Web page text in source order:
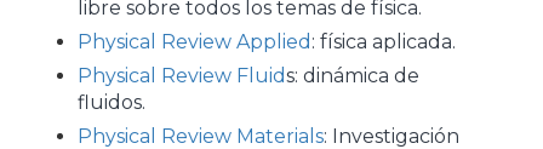
libre sobre todos los temas de física.
Physical Review Applied : física aplicada.
Physical Review Fluids: dinámica de
fluidos.
Physical Review Materials: Investigación